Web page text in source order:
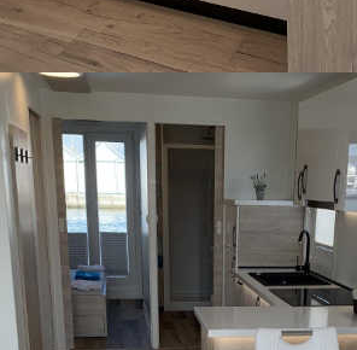
3maran
prodaja
hišice